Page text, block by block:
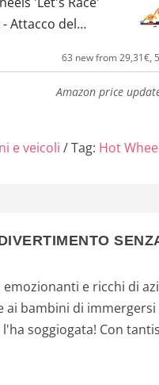
Attacco del
con pista a
e funzione a
in...
63 new from 29,31€,
Amazon price
e veicoli Tag: Hot
e ricchi di
ai bambini di immergersi
soggiogata! Con